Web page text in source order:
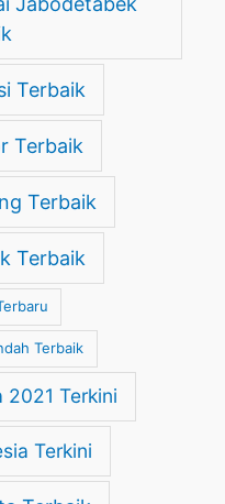
Terbaik
Terbaik
Terbaik
Terbaik
Terbaik
2021 Terkini
Terkini